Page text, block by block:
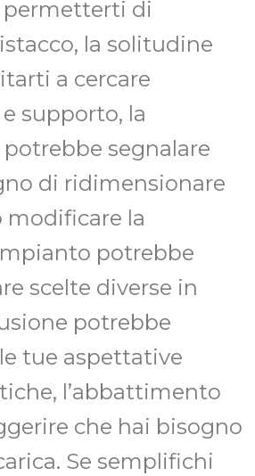
permetterti di
la solitudine
a cercare
supporto, la
segnalare
di ridimensionare
la
potrebbe
scelte diverse in
potrebbe
tue aspettative
l’abbattimento
che hai bisogno
Se semplifichi